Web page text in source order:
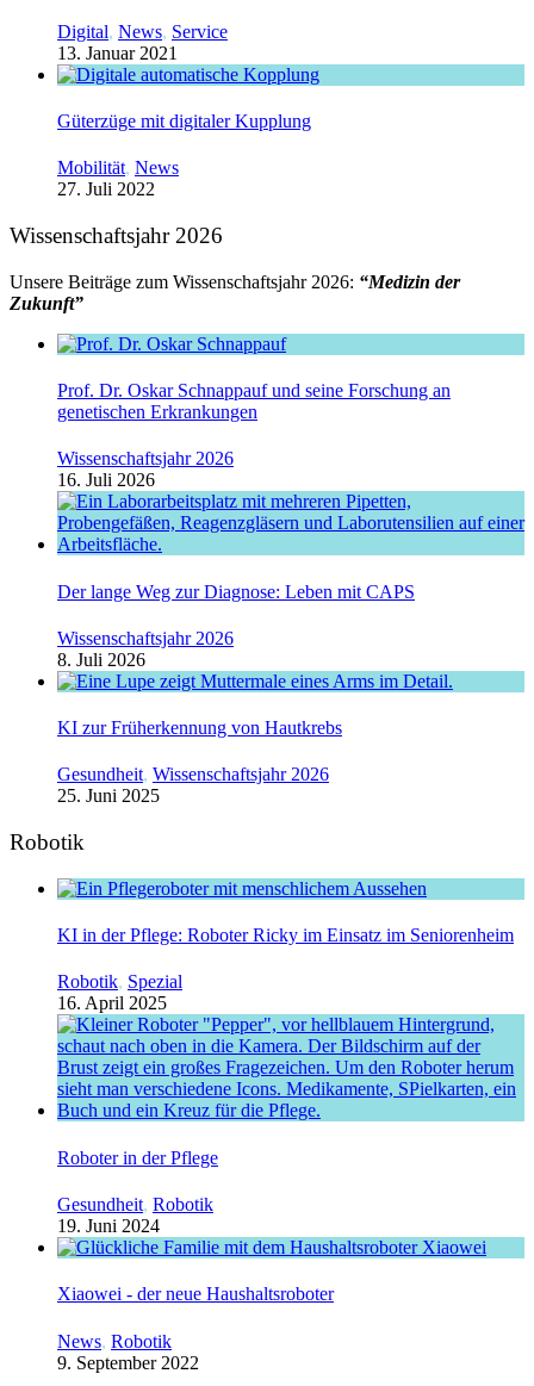
Digital, News, Service
13. Januar 2021
Güterzüge mit digitaler Kupplung
Mobilität, News
27. Juli 2022
Wissenschaftsjahr 2026
Unsere Beiträge zum Wissenschaftsjahr 2026: “Medizin der
Zukunft”
Prof. Dr. Oskar Schnappauf und seine Forschung an
genetischen Erkrankungen
Wissenschaftsjahr 2026
16. Juli 2026
Der lange Weg zur Diagnose: Leben mit CAPS
Wissenschaftsjahr 2026
8. Juli 2026
KI zur Früherkennung von Hautkrebs
Gesundheit, Wissenschaftsjahr 2026
25. Juni 2025
Robotik
KI in der Pflege: Roboter Ricky im Einsatz im Seniorenheim
Robotik, Spezial
16. April 2025
Roboter in der Pflege
Gesundheit, Robotik
19. Juni 2024
Xiaowei - der neue Haushaltsroboter
News, Robotik
9. September 2022